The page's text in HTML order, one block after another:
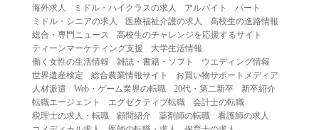
る行為
（２）第三者になりすまして本サービスを利用する行為
（３）当社または第三者の著作権等の知的財産権、プライ
バシー、その他の権利を侵害する行為
（４）当社または第三者を誹謗中傷する行為
（５）当社または第三者に不利益を与える行為
（６）営利を目的とした行為
海外求人
ミドル・ハイクラスの求人 アルバイト
パート
ミドル・シニアの求人
医療福祉介護の求人
高校生の進路情報
総合・専門ニュース
高校生のチャレンジを応援するサイト
ティーンマーケティング支援
大学生活情報
働く女性の生活情報
雑誌・書籍・ソフト
ウエディング情報
世界遺産検定
総合農業情報サイト
お買い物サポートメディア
人材派遣
Web・ゲーム業界の転職 20代・第二新卒
新卒紹介
転職エージェント
エグゼクティブ転職
会計士の転職
税理士の求人・転職
顧問紹介 薬剤師の転職
看護師の求人